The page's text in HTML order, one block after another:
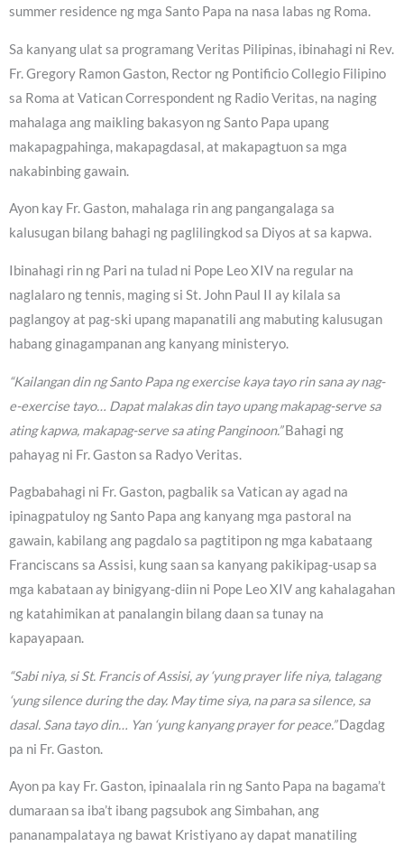
summer residence ng mga Santo Papa na nasa labas ng Roma.
Sa kanyang ulat sa programang Veritas Pilipinas, ibinahagi ni Rev.
Fr. Gregory Ramon Gaston, Rector ng Pontificio Collegio Filipino
sa Roma at Vatican Correspondent ng Radio Veritas, na naging
mahalaga ang maikling bakasyon ng Santo Papa upang
makapagpahinga, makapagdasal, at makapagtuon sa mga
nakabinbing gawain.
Ayon kay Fr. Gaston, mahalaga rin ang pangangalaga sa
kalusugan bilang bahagi ng paglilingkod sa Diyos at sa kapwa.
Ibinahagi rin ng Pari na tulad ni Pope Leo XIV na regular na
naglalaro ng tennis, maging si St. John Paul II ay kilala sa
paglangoy at pag-ski upang mapanatili ang mabuting kalusugan
habang ginagampanan ang kanyang ministeryo.
“Kailangan din ng Santo Papa ng exercise kaya tayo rin sana ay nag-
e-exercise tayo… Dapat malakas din tayo upang makapag-serve sa
ating kapwa, makapag-serve sa ating Panginoon.”Bahagi ng
pahayag ni Fr. Gaston sa Radyo Veritas.
Pagbabahagi ni Fr. Gaston, pagbalik sa Vatican ay agad na
ipinagpatuloy ng Santo Papa ang kanyang mga pastoral na
gawain, kabilang ang pagdalo sa pagtitipon ng mga kabataang
Franciscans sa Assisi, kung saan sa kanyang pakikipag-usap sa
mga kabataan ay binigyang-diin ni Pope Leo XIV ang kahalagahan
ng katahimikan at panalangin bilang daan sa tunay na
kapayapaan.
“Sabi niya, si St. Francis of Assisi, ay ‘yung prayer life niya, talagang
‘yung silence during the day. May time siya, na para sa silence, sa
dasal. Sana tayo din… Yan ‘yung kanyang prayer for peace.”Dagdag
pa ni Fr. Gaston.
Ayon pa kay Fr. Gaston, ipinaalala rin ng Santo Papa na bagama’t
dumaraan sa iba’t ibang pagsubok ang Simbahan, ang
pananampalataya ng bawat Kristiyano ay dapat manatiling